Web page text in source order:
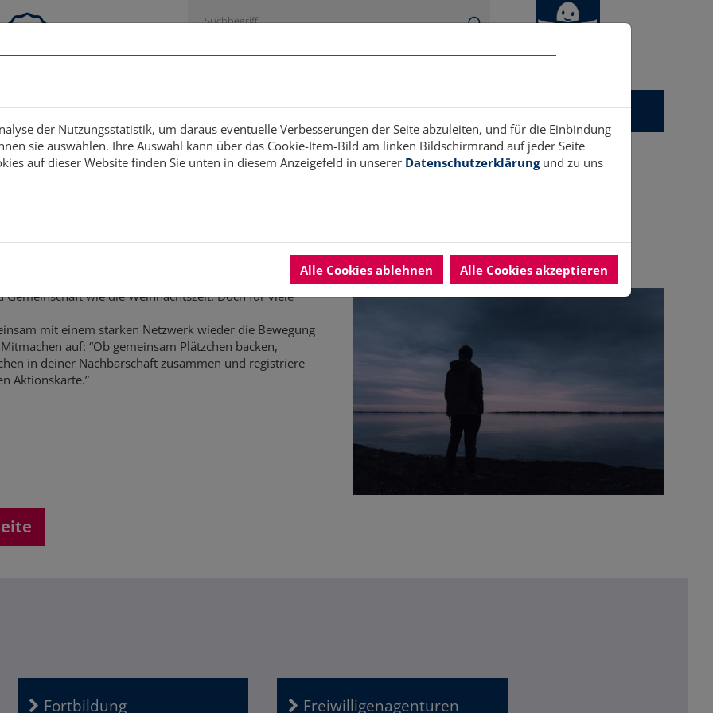
Engagementstrategie Studien Fortbildung Digitales Ukrainehilfe Anerkennung
wie die Weihnachtszeit. Doch für viele
mit einem starken Netzwerk wieder die Bewegung
auf: “Ob gemeinsam Plätzchen backen,
in deiner Nachbarschaft zusammen und registriere
Aktionskarte.”
Fortbildung Freiwilligenagenturen
der Nutzungsstatistik, um daraus eventuelle Verbesserungen der Seite abzuleiten, und für die Einbindung
sie auswählen. Ihre Auswahl kann über das Cookie-Item-Bild am linken Bildschirmrand auf jeder Seite
auf dieser Website finden Sie unten in diesem Anzeigefeld in unserer Datenschutzerklärungund zu uns
Alle Cookies ablehnen Alle Cookies akzeptieren